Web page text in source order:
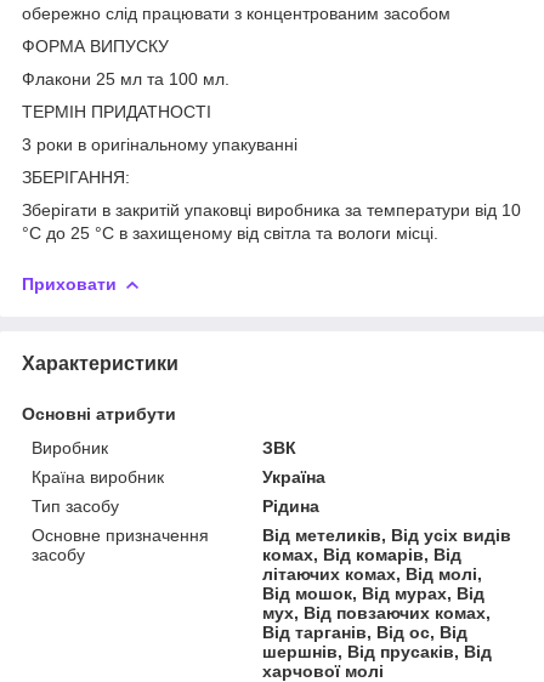
обережно слід працювати з концентрованим засобом
ФОРМА ВИПУСКУ
Флакони 25 мл та 100 мл.
ТЕРМІН ПРИДАТНОСТІ
3 роки в оригінальному упакуванні
ЗБЕРІГАННЯ:
Зберігати в закритій упаковці виробника за температури від 10
°C до 25 °C в захищеному від світла та вологи місці.
Приховати
Характеристики
Основні атрибути
Виробник
ЗВК
Країна виробник
Україна
Тип засобу
Рідина
Основне призначення
засобу
Від метеликів, Від усіх видів
комах, Від комарів, Від
літаючих комах, Від молі,
Від мошок, Від мурах, Від
мух, Від повзаючих комах,
Від тарганів, Від ос, Від
шершнів, Від прусаків, Від
харчової молі